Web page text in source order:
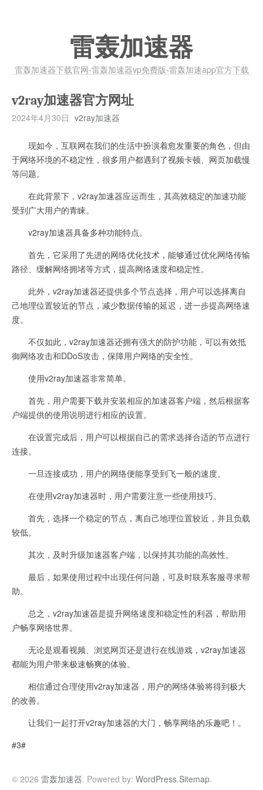
雷轰加速器
雷轰加速器下载官网-雷轰加速器vp免费版-雷轰加速app官方下载
v2ray加速器官方网址
2024年4月30日 v2ray加速器
现如今，互联网在我们的生活中扮演着愈发重要的角色，但由
于网络环境的不稳定性，很多用户都遇到了视频卡顿、网页加载慢
等问题。
在此背景下，v2ray加速器应运而生，其高效稳定的加速功能
受到广大用户的青睐。
v2ray加速器具备多种功能特点。
首先，它采用了先进的网络优化技术，能够通过优化网络传输
路径、缓解网络拥堵等方式，提高网络速度和稳定性。
此外，v2ray加速器还提供多个节点选择，用户可以选择离自
己地理位置较近的节点，减少数据传输的延迟，进一步提高网络速
度。
不仅如此，v2ray加速器还拥有强大的防护功能，可以有效抵
御网络攻击和DDoS攻击，保障用户网络的安全性。
使用v2ray加速器非常简单。
首先，用户需要下载并安装相应的加速器客户端，然后根据客
户端提供的使用说明进行相应的设置。
在设置完成后，用户可以根据自己的需求选择合适的节点进行
连接。
一旦连接成功，用户的网络便能享受到飞一般的速度。
在使用v2ray加速器时，用户需要注意一些使用技巧。
首先，选择一个稳定的节点，离自己地理位置较近，并且负载
较低。
其次，及时升级加速器客户端，以保持其功能的高效性。
最后，如果使用过程中出现任何问题，可及时联系客服寻求帮
助。
总之，v2ray加速器是提升网络速度和稳定性的利器，帮助用
户畅享网络世界。
无论是观看视频、浏览网页还是进行在线游戏，v2ray加速器
都能为用户带来极速畅爽的体验。
相信通过合理使用v2ray加速器，用户的网络体验将得到极大
的改善。
让我们一起打开v2ray加速器的大门，畅享网络的乐趣吧！。
#3#
© 2026 雷轰加速器. Powered by: WordPress.Sitemap.